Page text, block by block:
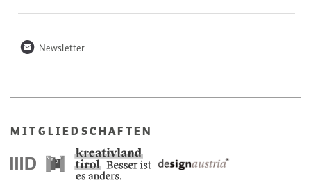
n Newsletter
MITGLIEDSCHAFTEN